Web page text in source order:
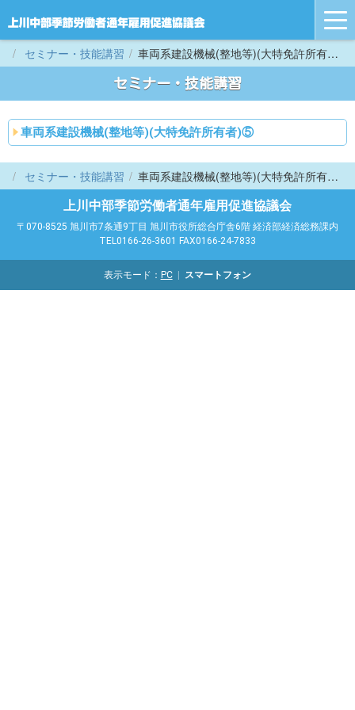
セミナー・技能講習 車両系建設機械(整地等)(大特免許所有者)⑤
セミナー・技能講習
車両系建設機械(整地等)(大特免許所有者)⑤
セミナー・技能講習 車両系建設機械(整地等)(大特免許所有者)⑤
上川中部季節労働者通年雇用促進協議会
〒070-8525 旭川市7条通9丁目 旭川市役所総合庁舎6階 経済部経済総務課内
TEL0166-26-3601 FAX0166-24-7833
表示モード： PC スマートフォン